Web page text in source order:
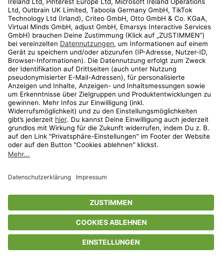
Privatsphäre-EinstellungenAGBDatenschutzCompliance
GeschenkgutscheinbedingungenImpressumHelp Center